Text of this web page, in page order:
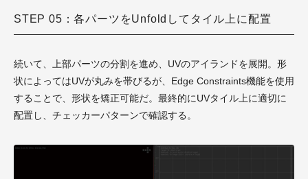
STEP 05：各パーツをUnfoldしてタイル上に配置
続いて、上部パーツの分割を進め、UVのアイランドを展開。形
状によってはUVが丸みを帯びるが、Edge Constraints機能を使用
することで、形状を矯正可能だ。最終的にUVタイル上に適切に
配置し、チェッカーパターンで確認する。